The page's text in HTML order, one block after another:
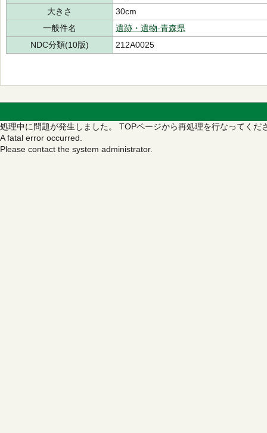
大きさ
30cm
一般件名
遺跡・遺物-青森県
NDC分類(10版)
212A0025
処理中に問題が発生しました。 TOPページから再処理を行なってくだ
A fatal error occurred.
Please contact the system administrator.